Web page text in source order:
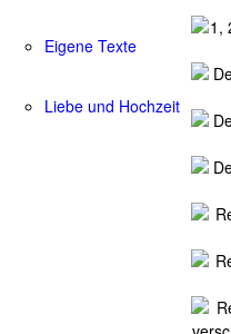
Eigene Texte
Liebe und Hochzeit